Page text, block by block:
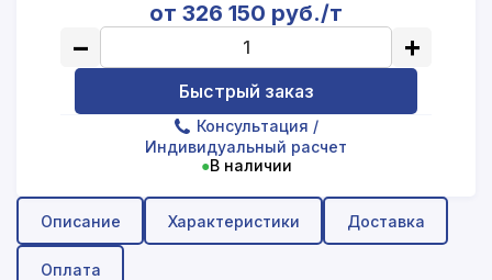
от 326 150 руб./т
− +
Быстрый заказ
Консультация /
Индивидуальный расчет
●В наличии
Описание Характеристики Доставка
Оплата